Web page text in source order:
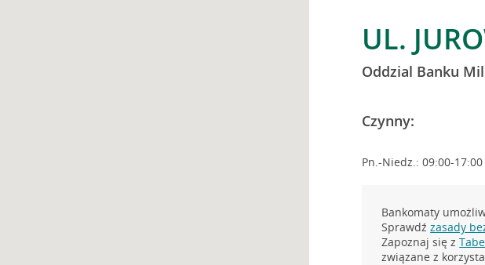
UL.
Oddzial Banku
Czynny:
Pn.-Niedz.: 09:00-17:00
Bankomaty
Sprawdźzasady
Zapoznaj się z
związane z